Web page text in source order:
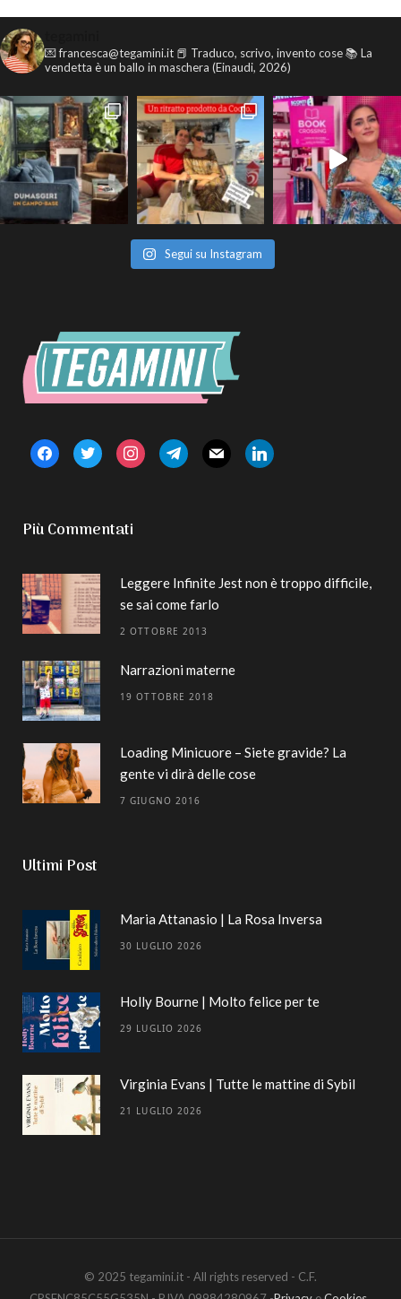
💌 francesca@tegamini.it 📕 Traduco, scrivo, invento cose📚 La
vendetta è un ballo in maschera (Einaudi, 2026)
Segui su Instagram
facebooktwitter instagramtelegrammail linkedin
Più Commentati
Leggere Infinite Jest non è troppo difficile,
se sai come farlo
2 OTTOBRE 2013
Narrazioni materne
19 OTTOBRE 2018
Loading Minicuore – Siete gravide? La
gente vi dirà delle cose
7 GIUGNO 2016
Ultimi Post
Maria Attanasio | La Rosa Inversa
30 LUGLIO 2026
Holly Bourne | Molto felice per te
29 LUGLIO 2026
Virginia Evans | Tutte le mattine di Sybil
21 LUGLIO 2026
© 2025 tegamini.it - All rights reserved - C.F.